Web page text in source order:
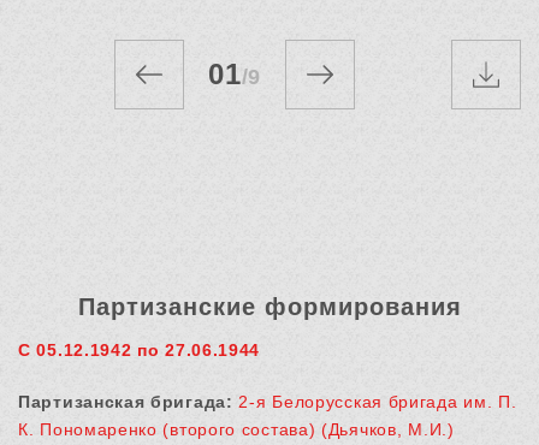
01/9
Партизанские формирования
С 05.12.1942 по 27.06.1944
Партизанская бригада: 2-я Белорусская бригада им. П.
К. Пономаренко (второго состава) (Дьячков, М.И.)